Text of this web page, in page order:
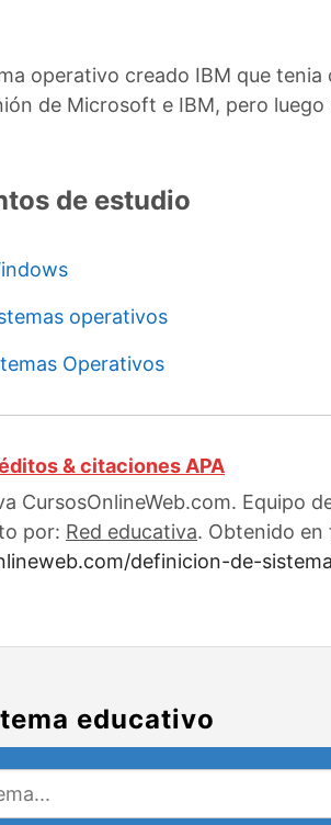
operativo creado IBM que
de Microsoft e IBM, pero
de estudio
operativos
Operativos
& citaciones APA
CursosOnlineWeb.com. Equipo
por: Red educativa. Obtenido en
definicion-de-
educativo